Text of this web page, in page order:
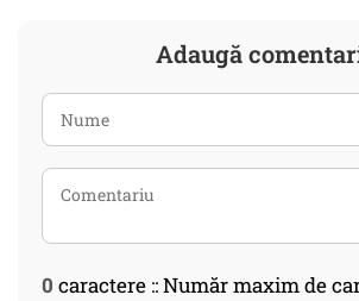
Adaugă
0 caractere :: Număr maxim de